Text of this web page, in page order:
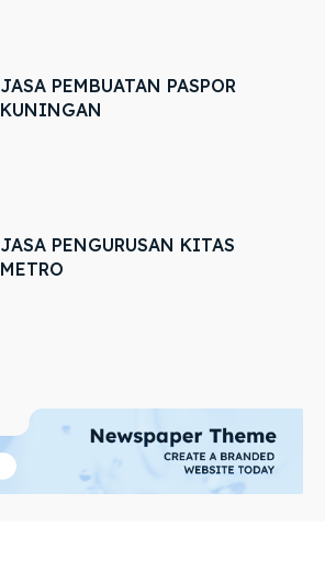
JASA PEMBUATAN PASPOR
KUNINGAN
JASA PENGURUSAN KITAS
METRO